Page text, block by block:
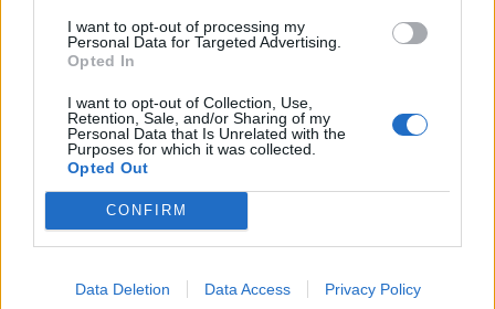
I want to opt-out of processing my
Personal Data for Targeted Advertising.
Opted In
I want to opt-out of Collection, Use,
Retention, Sale, and/or Sharing of my
Personal Data that Is Unrelated with the
Purposes for which it was collected.
Opted Out
CONFIRM
Data Deletion Data Access Privacy Policy
La Lonja lanza un nuevo reto para la